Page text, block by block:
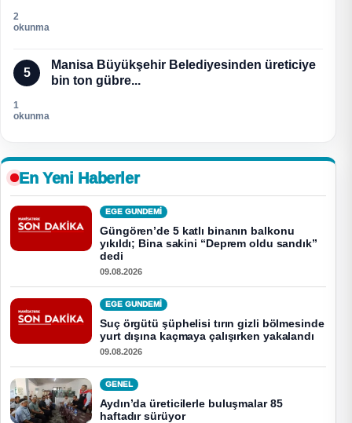
2
okunma
5
Manisa Büyükşehir Belediyesinden üreticiye
bin ton gübre...
1
okunma
En Yeni Haberler
EGE GUNDEMİ
Güngören’de 5 katlı binanın balkonu
yıkıldı; Bina sakini “Deprem oldu sandık”
dedi
09.08.2026
EGE GUNDEMİ
Suç örgütü şüphelisi tırın gizli bölmesinde
yurt dışına kaçmaya çalışırken yakalandı
09.08.2026
GENEL
Aydın’da üreticilerle buluşmalar 85
haftadır sürüyor